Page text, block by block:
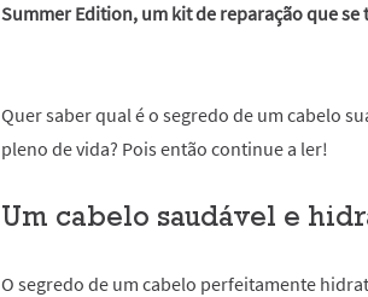
Summer Edition, um kit de reparação que
Quer saber qual é o segredo de um cabelo
pleno de vida? Pois então continue a ler!
Um cabelo saudável e
O segredo de um cabelo perfeitamente